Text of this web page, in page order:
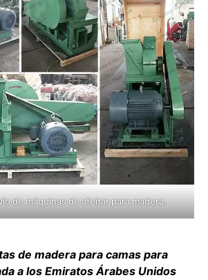
de máquinas de afeitar para madera.
de madera para camas para
a los Emiratos Árabes Unidos